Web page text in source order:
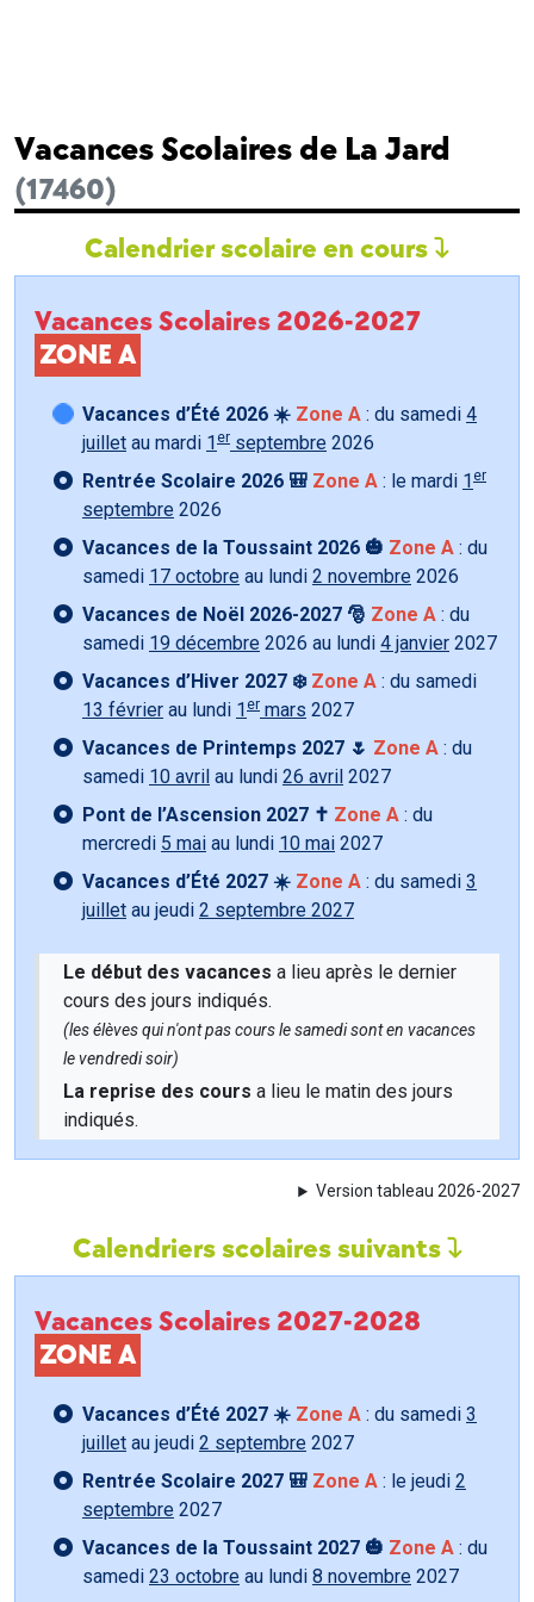
Vacances Scolaires de La Jard
(17460)
Calendrier scolaire en cours
Vacances Scolaires 2026-2027
ZONE A
Vacances d’Été 2026 ☀️ Zone A : du samedi 4
juillet au mardi 1 er septembre 2026
Rentrée Scolaire 2026 🎒 Zone A : le mardi 1 er
septembre 2026
Vacances de la Toussaint 2026 🎃 Zone A : du
samedi 17 octobre au lundi 2 novembre 2026
Vacances de Noël 2026-2027 🎅 Zone A : du
samedi 19 décembre 2026 au lundi 4 janvier 2027
Vacances d’Hiver 2027 ❄️ Zone A : du samedi
13 février au lundi 1 er mars 2027
Vacances de Printemps 2027 🌷 Zone A : du
samedi 10 avril au lundi 26 avril 2027
Pont de l’Ascension 2027 ✝️ Zone A : du
mercredi 5 mai au lundi 10 mai 2027
Vacances d’Été 2027 ☀️ Zone A : du samedi 3
juillet au jeudi 2 septembre 2027
Le début des vacances a lieu après le dernier
cours des jours indiqués.
(les élèves qui n'ont pas cours le samedi sont en vacances
le vendredi soir)
La reprise des cours a lieu le matin des jours
indiqués.
Version tableau 2026-2027
Calendriers scolaires suivants
Vacances Scolaires 2027-2028
ZONE A
Vacances d’Été 2027 ☀️ Zone A : du samedi 3
juillet au jeudi 2 septembre 2027
Rentrée Scolaire 2027 🎒 Zone A : le jeudi 2
septembre 2027
Vacances de la Toussaint 2027 🎃 Zone A : du
samedi 23 octobre au lundi 8 novembre 2027